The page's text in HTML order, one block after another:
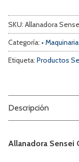
SKU: Allanadora
Categoría: •
Etiqueta: Productos
Descripción
Allanadora